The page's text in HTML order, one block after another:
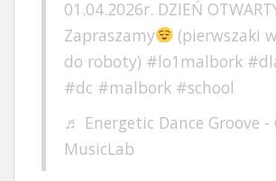
01.04.2026r. DZIEŃ
Zapraszamy
(pierwszaki
do roboty) #lo1malbork
#dc #malbork #school
♬ Energetic Dance Groove
MusicLab